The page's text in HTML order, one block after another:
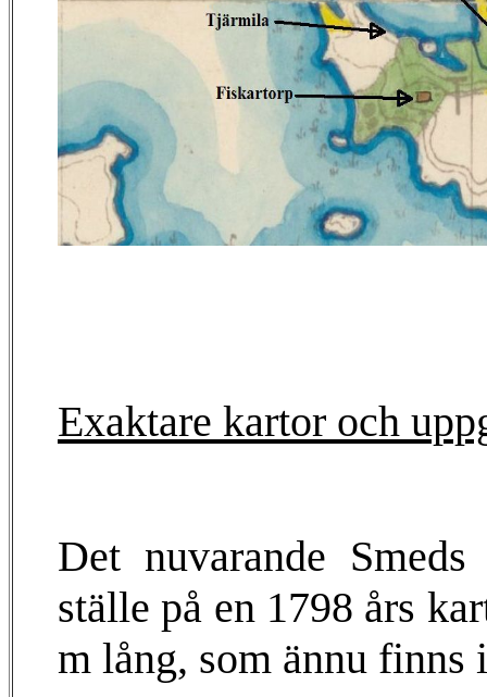
Exaktare kartor och
Det nuvarande
ställe på en 1798 års
m lång, som ännu